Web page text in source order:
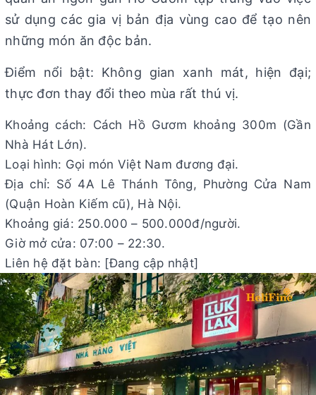
sử dụng các gia vị bản địa vùng cao để tạo nên
những món ăn độc bản.
Điểm nổi bật: Không gian xanh mát, hiện đại;
thực đơn thay đổi theo mùa rất thú vị.
Khoảng cách: Cách Hồ Gươm khoảng 300m (Gần
Nhà Hát Lớn).
Loại hình: Gọi món Việt Nam đương đại.
Địa chỉ: Số 4A Lê Thánh Tông, Phường Cửa Nam
(Quận Hoàn Kiếm cũ), Hà Nội.
Khoảng giá: 250.000 – 500.000đ/người.
Giờ mở cửa: 07:00 – 22:30.
Liên hệ đặt bàn: [Đang cập nhật]